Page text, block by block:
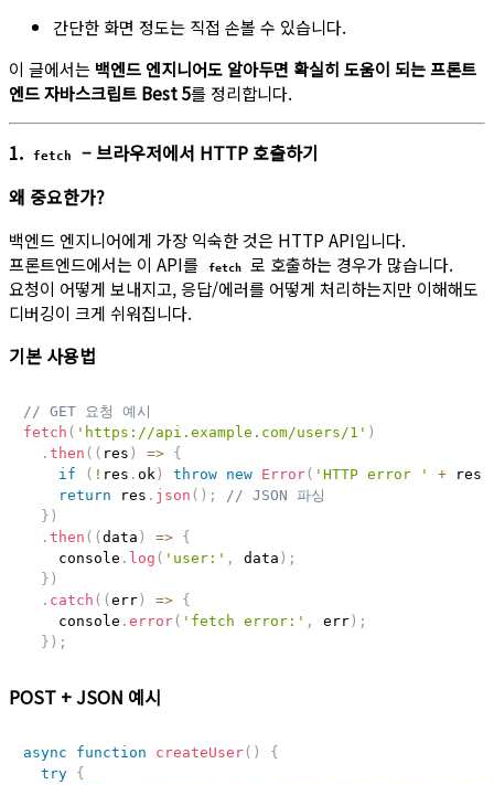
간단한 화면 정도는 직접 손볼 수 있습니다.
이 글에서는 백엔드 엔지니어도 알아두면 확실히 도움이 되는 프론트
엔드 자바스크립트 Best 5를 정리합니다.
1. fetch
– 브라우저에서 HTTP 호출하기
왜 중요한가?
백엔드 엔지니어에게 가장 익숙한 것은 HTTP API입니다.
프론트엔드에서는 이 API를
fetch
로 호출하는 경우가 많습니다.
요청이 어떻게 보내지고, 응답/에러를 어떻게 처리하는지만 이해해도
디버깅이 크게 쉬워집니다.
기본 사용법
// GET 요청 예시
fetch ( 'https://api.example.com/users/1' )
. then ( ( res ) =>
{
if
( ! res . ok ) throw new Error( 'HTTP error ' + res
return res . json ( ) ;
// JSON 파싱
} )
. then ( (data ) =>
{
    console
. log ( 'user:' , data ) ;
} )
. catch ( (err) =>
{
    console
. error( 'fetch error:' , err) ;
} ) ;
POST + JSON 예시
async function createUser( )
{
try
{